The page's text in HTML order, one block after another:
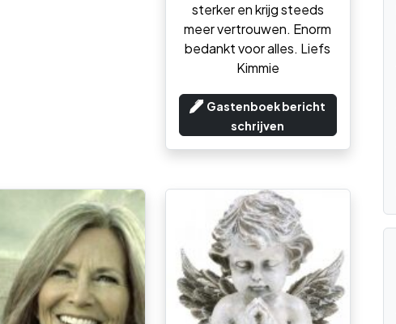
sterker en krijg steeds
meer vertrouwen. Enorm
bedankt voor alles. Liefs
Kimmie
Gastenboek bericht
schrijven